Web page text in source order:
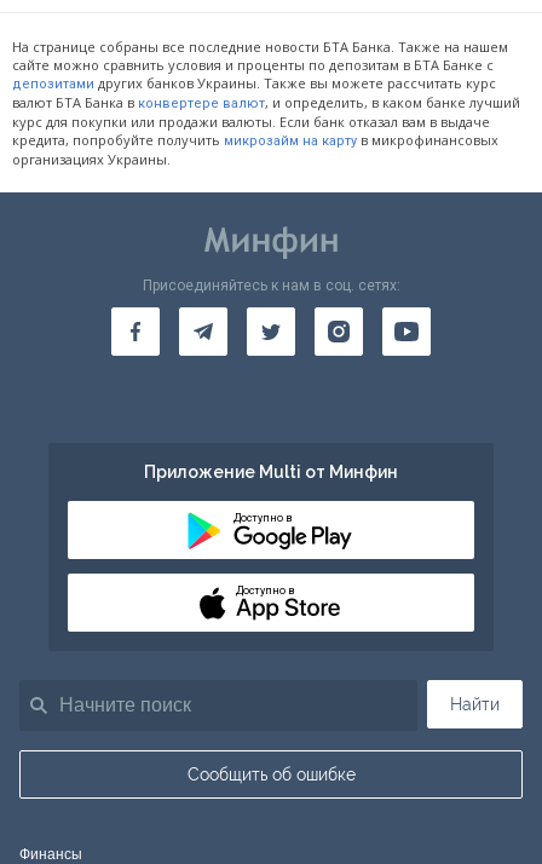
На странице собраны все последние новости БТА Банка. Также на нашем
сайте можно сравнить условия и проценты по депозитам в БТА Банке с
депозитами других банков Украины. Также вы можете рассчитать курс
валют БТА Банка в конвертере валют, и определить, в каком банке лучший
курс для покупки или продажи валюты. Если банк отказал вам в выдаче
кредита, попробуйте получить микрозайм на карту в микрофинансовых
организациях Украины.
Найти
Сообщить об ошибке
Присоединяйтесь к нам в соц. сетях:
Приложение Multi от Минфин
Доступно в
Доступно в
Финансы